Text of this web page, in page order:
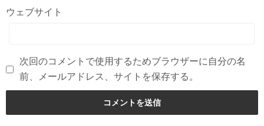
ウェブサイト
次回のコメントで使用するためブラウザーに自分の名
前、メールアドレス、サイトを保存する。